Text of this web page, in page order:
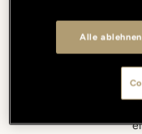
und ganz
Verfügung: Sie
und die Stadt und
Business Lunch oder
Alle ablehnen